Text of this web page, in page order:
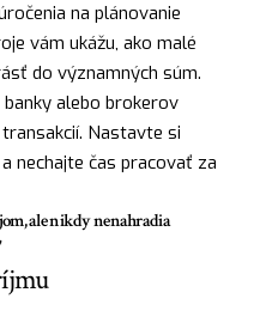
na plánovanie
vám ukážu, ako malé
do významných súm.
alebo brokerov
Nastavte si
nechajte čas pracovať za
ale nikdy nenahradia